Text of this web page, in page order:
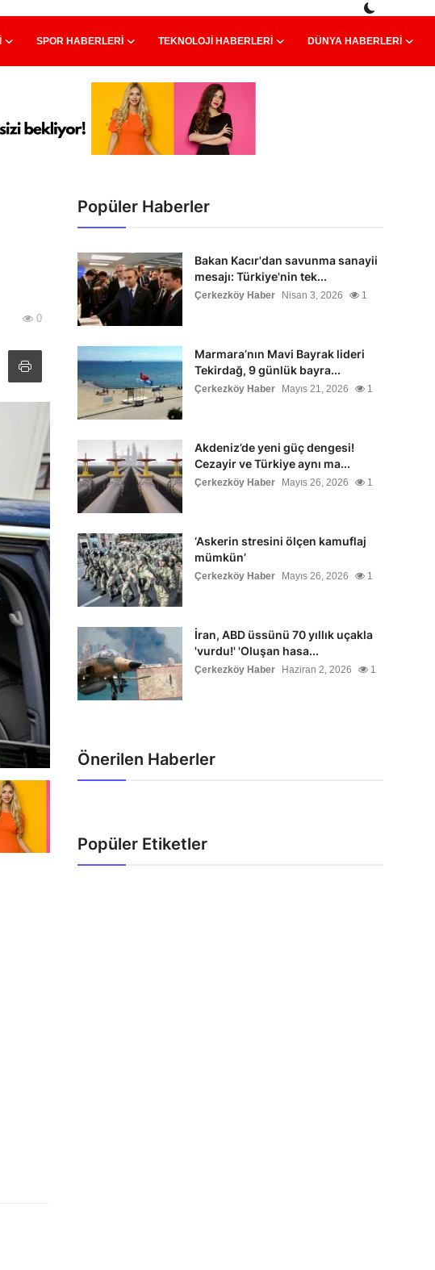
SPOR HABERLERI TEKNOLOJI HABERLERI DÜNYA HABERLERI
0
Popüler Haberler
Bakan Kacır'dan savunma sanayii
mesajı: Türkiye'nin tek...
Çerkezköy Haber Nisan 3, 2026 1
Marmara’nın Mavi Bayrak lideri
Tekirdağ, 9 günlük bayra...
Çerkezköy Haber Mayıs 21, 2026 1
Akdeniz’de yeni güç dengesi!
Cezayir ve Türkiye aynı ma...
Çerkezköy Haber Mayıs 26, 2026 1
‘Askerin stresini ölçen kamuflaj
mümkün’
Çerkezköy Haber Mayıs 26, 2026 1
İran, ABD üssünü 70 yıllık uçakla
'vurdu!' 'Oluşan hasa...
Çerkezköy Haber Haziran 2, 2026 1
Önerilen Haberler
Popüler Etiketler